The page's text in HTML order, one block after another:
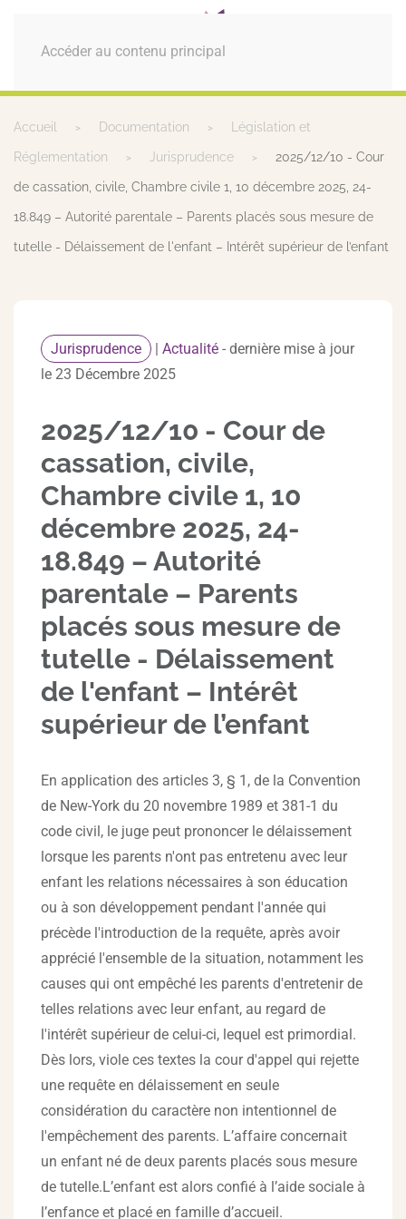
Accéder au contenu principal
MENU
Accueil Documentation Législation et
Réglementation Jurisprudence 2025/12/10 - Cour
de cassation, civile, Chambre civile 1, 10 décembre 2025, 24-
18.849 – Autorité parentale – Parents placés sous mesure de
tutelle - Délaissement de l'enfant – Intérêt supérieur de l’enfant
Jurisprudence | Actualité - dernière mise à jour
le 23 Décembre 2025
2025/12/10 - Cour de
cassation, civile,
Chambre civile 1, 10
décembre 2025, 24-
18.849 – Autorité
parentale – Parents
placés sous mesure de
tutelle - Délaissement
de l'enfant – Intérêt
supérieur de l’enfant
En application des articles 3, § 1, de la Convention
de New-York du 20 novembre 1989 et 381-1 du
code civil, le juge peut prononcer le délaissement
lorsque les parents n'ont pas entretenu avec leur
enfant les relations nécessaires à son éducation
ou à son développement pendant l'année qui
précède l'introduction de la requête, après avoir
apprécié l'ensemble de la situation, notamment les
causes qui ont empêché les parents d'entretenir de
telles relations avec leur enfant, au regard de
l'intérêt supérieur de celui-ci, lequel est primordial.
Dès lors, viole ces textes la cour d'appel qui rejette
une requête en délaissement en seule
considération du caractère non intentionnel de
l'empêchement des parents. L’affaire concernait
un enfant né de deux parents placés sous mesure
de tutelle.L’enfant est alors confié à l’aide sociale à
l’enfance et placé en famille d’accueil.